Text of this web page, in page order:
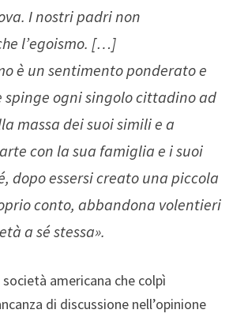
I nostri padri non
l’egoismo. […]
è un sentimento ponderato e
spinge ogni singolo cittadino ad
massa dei suoi simili e a
con la sua famiglia e i suoi
dopo essersi creato una piccola
conto, abbandona volentieri
a sé stessa».
americana che colpì
di discussione nell’opinione